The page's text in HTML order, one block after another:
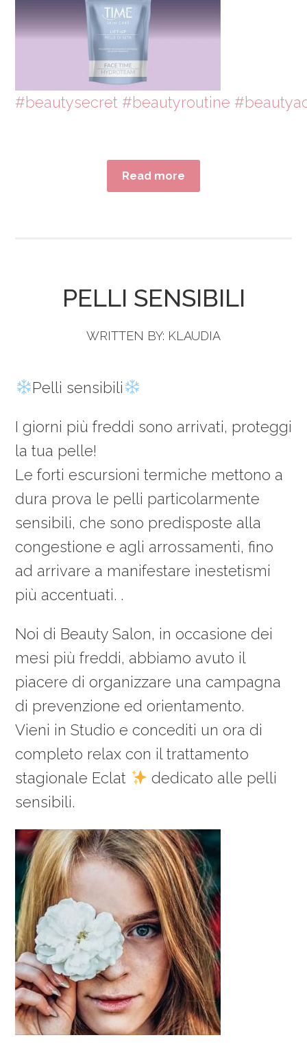
#beautysecret #beautyroutine
Read more
PELLI SENSIBILI
WRITTEN BY: KLAUDIA
Pelli sensibili
I giorni più freddi sono arrivati, proteggi
la tua pelle!
Le forti escursioni termiche mettono a
dura prova le pelli particolarmente
sensibili, che sono predisposte alla
congestione e agli arrossamenti, fino
ad arrivare a manifestare inestetismi
più accentuati. .
Noi di Beauty Salon, in occasione dei
mesi più freddi, abbiamo avuto il
piacere di organizzare una campagna
di prevenzione ed orientamento.
Vieni in Studio e concediti un ora di
completo relax con il trattamento
stagionale Eclat
dedicato alle pelli
sensibili.